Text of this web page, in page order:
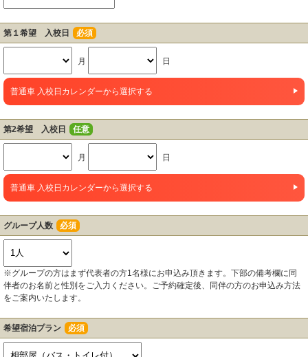
第１希望 入校日 必須
月 日
普通車 入校日カレンダーから選択する
第2希望 入校日 任意
月 日
普通車 入校日カレンダーから選択する
グループ人数 必須
※グループの方はまず代表者の方1名様にお申込み頂きます。下部の備考欄に同
伴者のお名前と性別をご入力ください。ご予約確定後、同伴の方のお申込み方法
をご案内いたします。
希望宿泊プラン 必須